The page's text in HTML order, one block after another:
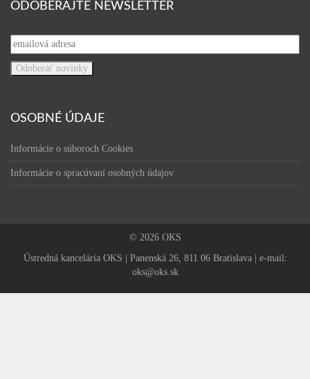
ODOBERAJTE NEWSLETTER
OSOBNÉ ÚDAJE
Informácie o súboroch Cookies
Informácie o spracúvaní osobných údajov
© 2026 OKS
Ústredná kancelária OKS | Panenská 26, 811 06 Bratislava | e-mail:
oks@oks.sk